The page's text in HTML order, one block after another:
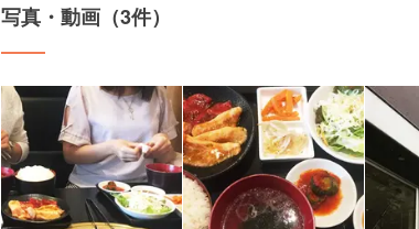
写真・動画（3件）